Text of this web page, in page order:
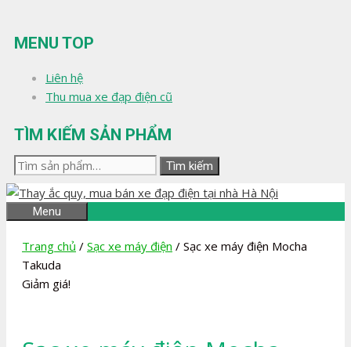
đến
nội
MENU TOP
Liên hệ
Thu mua xe đạp điện cũ
TÌM KIẾM SẢN PHẨM
Tìm
kiếm:
Tìm kiếm
Menu
Trang chủ / Sạc xe máy điện / Sạc xe máy điện Mocha
Takuda
Giảm giá!